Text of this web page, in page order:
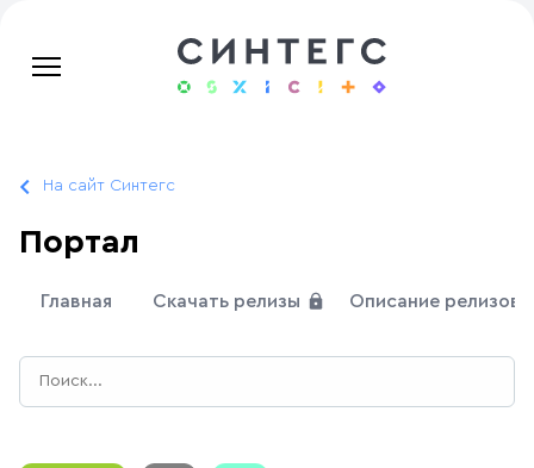
На сайт Синтегс
Портал
Главная Скачать релизы Описание релизов